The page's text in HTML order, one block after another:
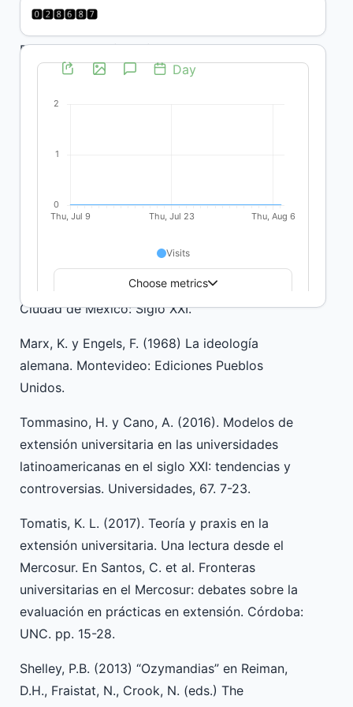
de extensión y humanidades, 7(9). 18-29.
Du Bois, W.E.B. (2007) The Soul of Black Folk.
Nueva York: Oxford University Press.
Erreguerena, F., Nieto, G., Tommasino, H.
presentes, que confluyen en la Extensión
alternativa? Buenos Aires: Caja Negra Editora.
Freire, P. (2005) Pedagogía del Oprimido.
Ciudad de México: Siglo XXI.
Marx, K. y Engels, F. (1968) La ideología
alemana. Montevideo: Ediciones Pueblos
Unidos.
Tommasino, H. y Cano, A. (2016). Modelos de
extensión universitaria en las universidades
latinoamericanas en el siglo XXI: tendencias y
controversias. Universidades, 67. 7-23.
Tomatis, K. L. (2017). Teoría y praxis en la
extensión universitaria. Una lectura desde el
Mercosur. En Santos, C. et al. Fronteras
universitarias en el Mercosur: debates sobre la
evaluación en prácticas en extensión. Córdoba:
UNC. pp. 15-28.
Shelley, P.B. (2013) “Ozymandias” en Reiman,
D.H., Fraistat, N., Crook, N. (eds.) The